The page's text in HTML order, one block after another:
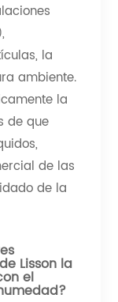
la
ambiente.
la
de que
de las
de la
Lisson la
el